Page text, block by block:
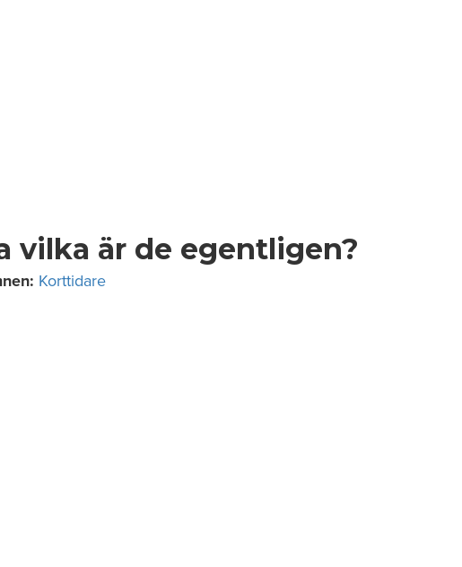
vilka är de egentligen?
Korttidare